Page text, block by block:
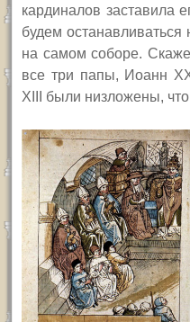
кардиналов заставила
будем
на самом соборе.
все три папы, Иоанн
XIII были низложены,